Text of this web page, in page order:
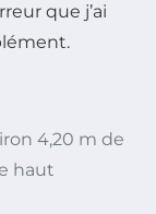
que j’ai
4,20 m de
haut